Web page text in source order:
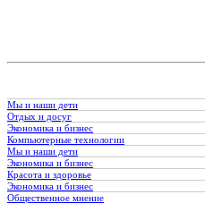
Мы и наши дети
Отдых и досуг
Экономика и бизнес
Компьютерные технологии
Мы и наши дети
Экономика и бизнес
Красота и здоровье
Экономика и бизнес
Общественное мнение